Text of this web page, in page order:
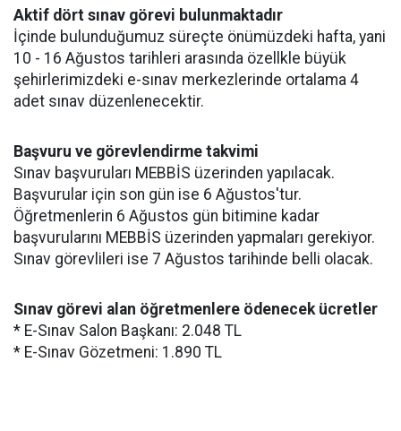
Aktif dört sınav görevi bulunmaktadır
İçinde bulunduğumuz süreçte önümüzdeki hafta, yani
10 - 16 Ağustos tarihleri arasında özellkle büyük
şehirlerimizdeki e-sınav merkezlerinde ortalama 4
adet sınav düzenlenecektir.
Başvuru ve görevlendirme takvimi
Sınav başvuruları MEBBİS üzerinden yapılacak.
Başvurular için son gün ise 6 Ağustos'tur.
Öğretmenlerin 6 Ağustos gün bitimine kadar
başvurularını MEBBİS üzerinden yapmaları gerekiyor.
Sınav görevlileri ise 7 Ağustos tarihinde belli olacak.
Sınav görevi alan öğretmenlere ödenecek ücretler
* E-Sınav Salon Başkanı: 2.048 TL
* E-Sınav Gözetmeni: 1.890 TL